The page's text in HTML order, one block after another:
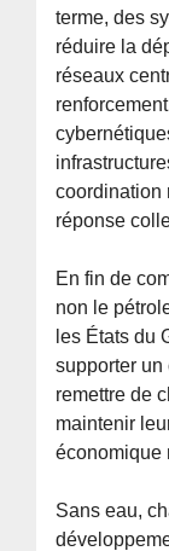
terme, des
réduire la
réseaux
coordination
réponse
En fin de
non le
les États du
supporter un
remettre de
maintenir
économique
Sans eau,